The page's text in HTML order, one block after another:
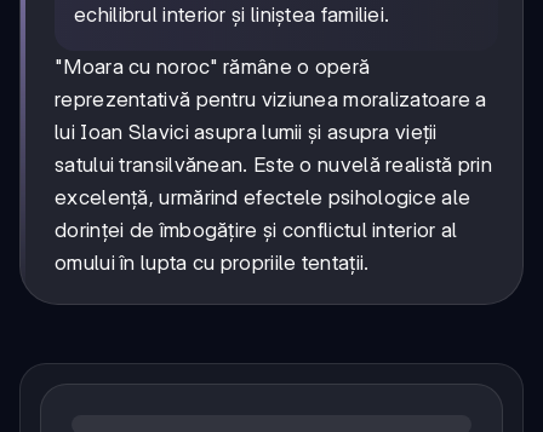
echilibrul interior și liniștea familiei.
"Moara cu noroc" rămâne o operă
reprezentativă pentru viziunea moralizatoare a
lui Ioan Slavici asupra lumii și asupra vieții
satului transilvănean. Este o nuvelă realistă prin
excelență, urmărind efectele psihologice ale
dorinței de îmbogățire și conflictul interior al
omului în lupta cu propriile tentații.